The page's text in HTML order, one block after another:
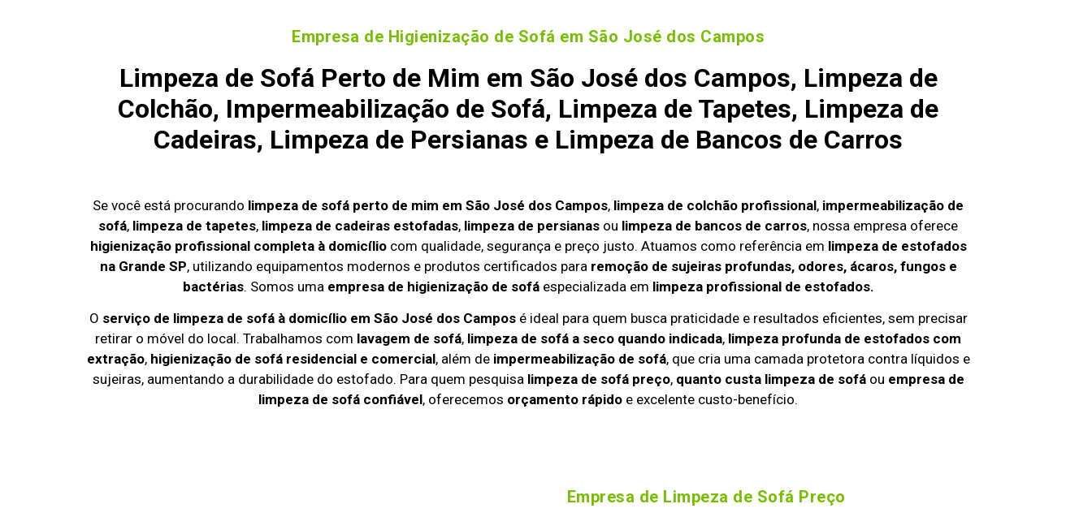
Empresa de Higienização de Sofá em São José dos Campos
Limpeza de Sofá Perto de Mim em São José dos Campos, Limpeza de
Colchão, Impermeabilização de Sofá, Limpeza de Tapetes, Limpeza de
Cadeiras, Limpeza de Persianas e Limpeza de Bancos de Carros
Se você está procurando limpeza de sofá perto de mim em São José dos Campos, limpeza de colchão profissional, impermeabilização de
sofá, limpeza de tapetes, limpeza de cadeiras estofadas, limpeza de persianas ou limpeza de bancos de carros, nossa empresa oferece
higienização profissional completa à domicíliocom qualidade, segurança e preço justo. Atuamos como referência em limpeza de estofados
na Grande SP, utilizando equipamentos modernos e produtos certificados para remoção de sujeiras profundas, odores, ácaros, fungos e
bactérias. Somos uma empresa de higienização de sofáespecializada em limpeza profissional de estofados.
O serviço de limpeza de sofá à domicílio em São José dos Camposé ideal para quem busca praticidade e resultados eficientes, sem precisar
retirar o móvel do local. Trabalhamos com lavagem de sofá, limpeza de sofá a seco quando indicada, limpeza profunda de estofados com
extração, higienização de sofá residencial e comercial, além de impermeabilização de sofá, que cria uma camada protetora contra líquidos e
sujeiras, aumentando a durabilidade do estofado. Para quem pesquisa limpeza de sofá preço, quanto custa limpeza de sofáou empresa de
limpeza de sofá confiável, oferecemos orçamento rápido e excelente custo-benefício.
Empresa de Limpeza de Sofá Preço